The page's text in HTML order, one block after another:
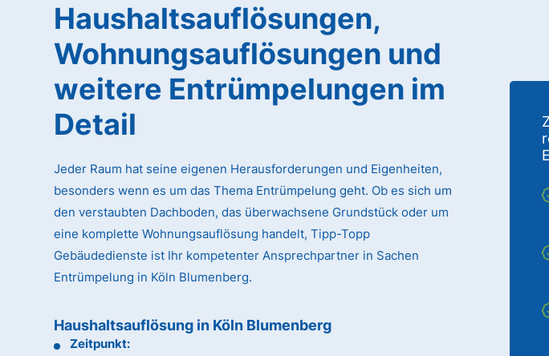
Haushaltsauflösungen,
Wohnungsauflösungen und
weitere Entrümpelungen im
Detail
Jeder Raum hat seine eigenen Herausforderungen und Eigenheiten,
besonders wenn es um das Thema Entrümpelung geht. Ob es sich um
den verstaubten Dachboden, das überwachsene Grundstück oder um
eine komplette Wohnungsauflösung handelt, Tipp-Topp
Gebäudedienste ist Ihr kompetenter Ansprechpartner in Sachen
Entrümpelung in Köln Blumenberg.
Haushaltsauflösung in Köln Blumenberg
Zeitpunkt: